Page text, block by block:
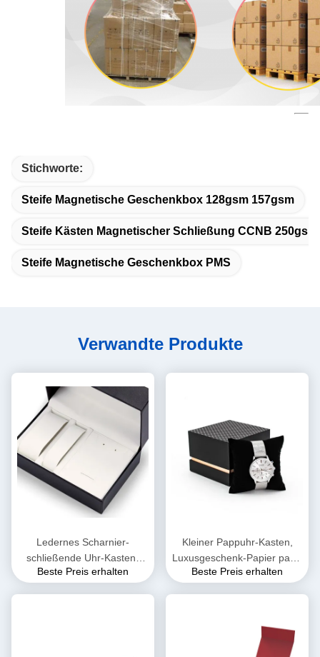
Stichworte:
Steife Magnetische Geschenkbox 128gsm 157gsm
Steife Kästen Magnetischer Schließung CCNB 250gsm
Steife Magnetische Geschenkbox PMS
Verwandte Produkte
Ledernes Scharnier-
schließende Uhr-Kasten-
Geschenk PUs, das
Beste Preis erhalten
Kleiner Pappuhr-Kasten,
Luxusgeschenk-Papier packt
kundengebundenes Logo
Beste Preis erhalten